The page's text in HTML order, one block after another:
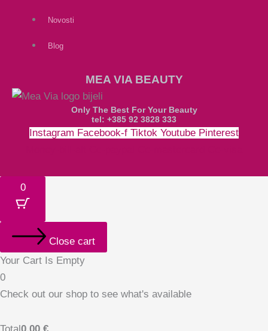
Novosti
Blog
MEA VIA BEAUTY
Only The Best For Your Beauty
tel: +385 92 3828 333
Instagram Facebook-f Tiktok Youtube Pinterest
0
Close cart
Your Cart Is Empty
0
Check out our shop to see what's available